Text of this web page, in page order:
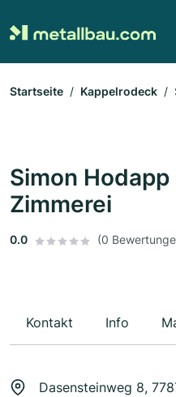
Startseite Kappelrodeck
Simon
Zimmerei
0.0 (0
Kontakt Info
Dasensteinweg 8,